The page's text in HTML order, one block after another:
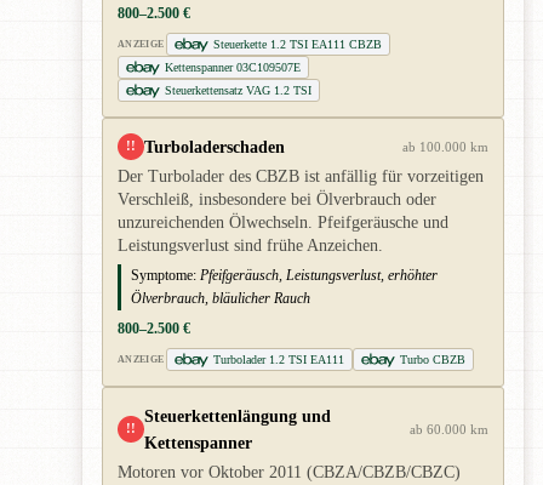
800–2.500 €
ANZEIGE
Steuerkette 1.2 TSI EA111 CBZB
Kettenspanner 03C109507E
Steuerkettensatz VAG 1.2 TSI
!! Turboladerschaden ab 100.000 km
Der Turbolader des CBZB ist anfällig für vorzeitigen
Verschleiß, insbesondere bei Ölverbrauch oder
unzureichenden Ölwechseln. Pfeifgeräusche und
Leistungsverlust sind frühe Anzeichen.
Symptome: Pfeifgeräusch, Leistungsverlust, erhöhter
Ölverbrauch, bläulicher Rauch
800–2.500 €
ANZEIGE Turbolader 1.2 TSI EA111 Turbo CBZB
!!
Steuerkettenlängung und
Kettenspanner
ab 60.000 km
Motoren vor Oktober 2011 (CBZA/CBZB/CBZC)